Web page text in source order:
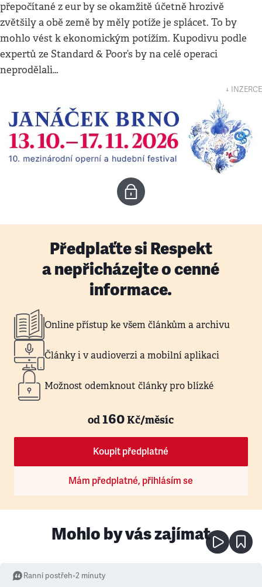
přepočítané z eur by se okamžitě účetně hrozivě
zvětšily a obě země by měly potíže je splácet. To by
mohlo vést k ekonomickým potížím. Kupodivu podle
expertů ze Standard & Poor’s by na celé operaci
neprodělali…
↓ INZERCE
Předplaťte si Respekt
a nepřicházejte o cenné
informace.
Online přístup ke všem článkům a archivu
Články i v audioverzi a mobilní aplikaci
Možnost odemknout články pro blízké
od160Kč/měsíc
Koupit předplatné
Mám předplatné, přihlásím se
Mohlo by vás zajímat
Ranní postřeh•2 minuty